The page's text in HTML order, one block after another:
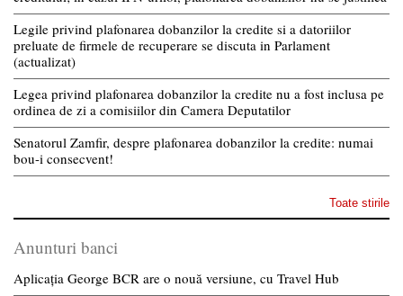
Legile privind plafonarea dobanzilor la credite si a datoriilor
preluate de firmele de recuperare se discuta in Parlament
(actualizat)
Legea privind plafonarea dobanzilor la credite nu a fost inclusa pe
ordinea de zi a comisiilor din Camera Deputatilor
Senatorul Zamfir, despre plafonarea dobanzilor la credite: numai
bou-i consecvent!
Toate stirile
Anunturi banci
Aplicația George BCR are o nouă versiune, cu Travel Hub